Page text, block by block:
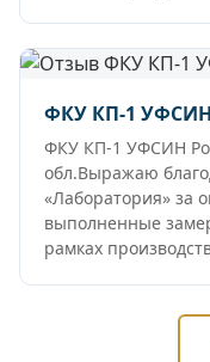
ФКУ КП-1
ФКУ КП-1 УФСИН
обл.Выражаю
«Лаборатория» за
выполненные
рамках